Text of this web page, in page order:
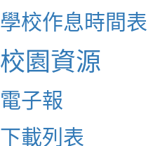
學校作息時間表
校園資源
電子報
下載列表